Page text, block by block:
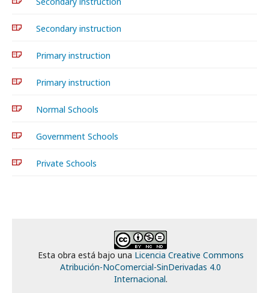
Secondary instruction
Primary instruction
Primary instruction
Normal Schools
Government Schools
Private Schools
Esta obra está bajo una Licencia Creative Commons
Atribución-NoComercial-SinDerivadas 4.0
Internacional.